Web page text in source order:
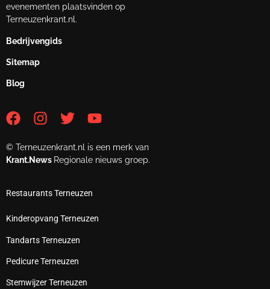
evenementen plaatsvinden op
Terneuzenkrant.nl.
Bedrijvengids
Sitemap
Blog
© Terneuzenkrant.nl is een merk van
Krant.News Regionale nieuws groep.
Restaurants Terneuzen
Kinderopvang Terneuzen
Tandarts Terneuzen
Pedicure Terneuzen
Stemwijzer Terneuzen